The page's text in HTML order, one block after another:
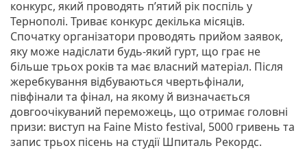
конкурс, який проводять п’ятий рік поспіль у
Тернополі. Триває конкурс декілька місяців.
Спочатку організатори проводять прийом заявок,
яку може надіслати будь-який гурт, що грає не
більше трьох років та має власний матеріал. Після
жеребкування відбуваються чвертьфінали,
півфінали та фінал, на якому й визначається
довгоочікуваний переможець, що отримає головні
призи: виступ на Faine Misto festival, 5000 гривень та
запис трьох пісень на студії Шпиталь Рекордс.